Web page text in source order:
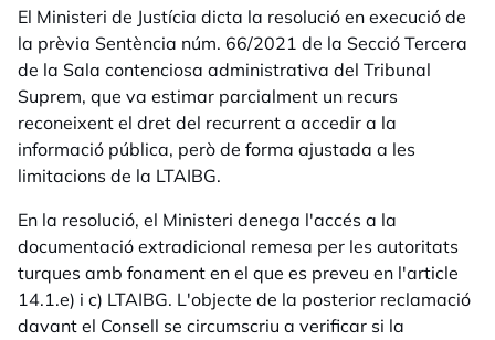
El Ministeri de Justícia dicta la resolució en execució de
la prèvia Sentència núm. 66/2021 de la Secció Tercera
de la Sala contenciosa administrativa del Tribunal
Suprem, que va estimar parcialment un recurs
reconeixent el dret del recurrent a accedir a la
informació pública, però de forma ajustada a les
limitacions de la LTAIBG.
En la resolució, el Ministeri denega l'accés a la
documentació extradicional remesa per les autoritats
turques amb fonament en el que es preveu en l'article
14.1.e) i c) LTAIBG. L'objecte de la posterior reclamació
davant el Consell se circumscriu a verificar si la